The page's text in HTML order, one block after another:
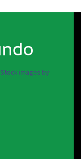
Stock images by